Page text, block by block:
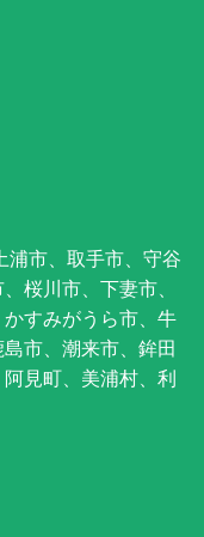
浦市、取手市、守谷
桜川市、下妻市、
すみがうら市、牛
市、潮来市、鉾田
見町、美浦村、利